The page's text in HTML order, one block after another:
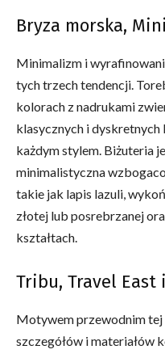
Bryza morska,
Minimalizm i
tych trzech tendencji.
kolorach z nadrukami
klasycznych i dyskretnych
każdym stylem. Biżuteria
minimalistyczna
takie jak lapis lazuli,
złotej lub posrebrzanej
kształtach.
Tribu, Travel East
Motywem przewodnim
szczegółów i materiałów